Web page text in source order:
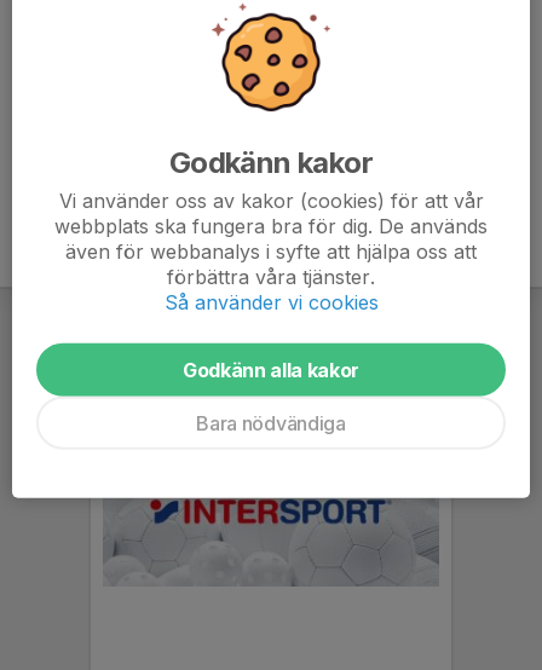
Godkänn kakor
Vi använder oss av kakor (cookies) för att vår
webbplats ska fungera bra för dig. De används
även för webbanalys i syfte att hjälpa oss att
förbättra våra tjänster.
Så använder vi cookies
Godkänn alla kakor
Bara nödvändiga